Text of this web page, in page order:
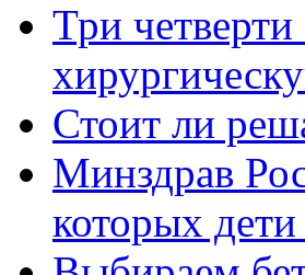
Три
Стоит ли
Минздрав
которых